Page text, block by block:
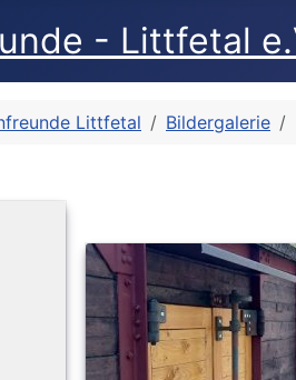
- Littfetal
Littfetal Bildergalerie